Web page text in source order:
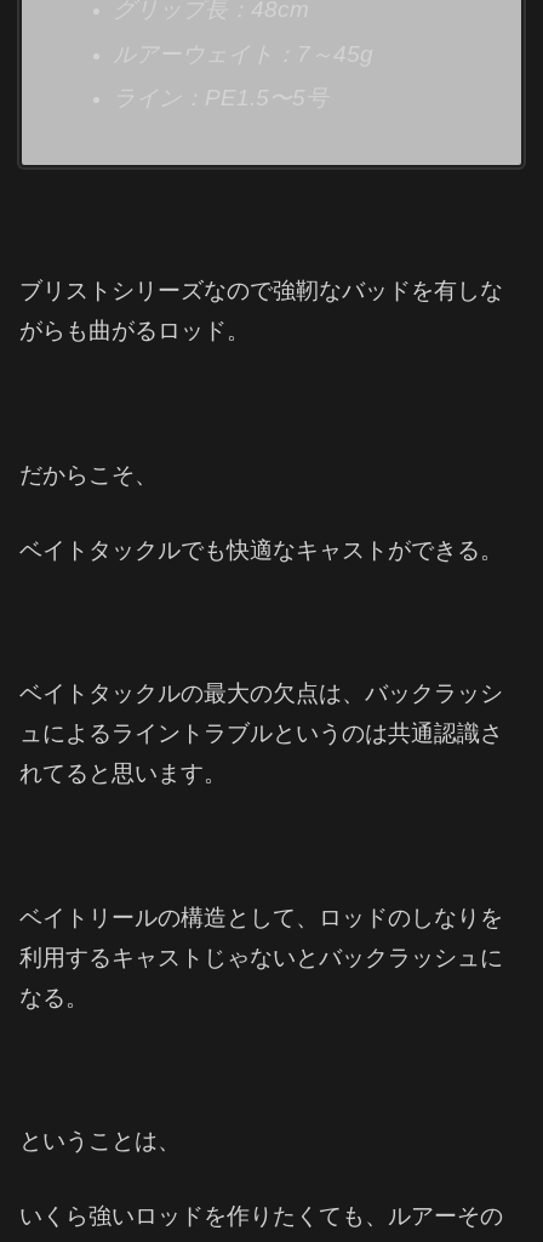
グリップ長：48cm
ルアーウェイト：7～45g
ライン：PE1.5〜5号
ブリストシリーズなので強靭なバッドを有しな
がらも曲がるロッド。
だからこそ、
ベイトタックルでも快適なキャストができる。
ベイトタックルの最大の欠点は、バックラッシ
ュによるライントラブルというのは共通認識さ
れてると思います。
ベイトリールの構造として、ロッドのしなりを
利用するキャストじゃないとバックラッシュに
なる。
ということは、
いくら強いロッドを作りたくても、ルアーその